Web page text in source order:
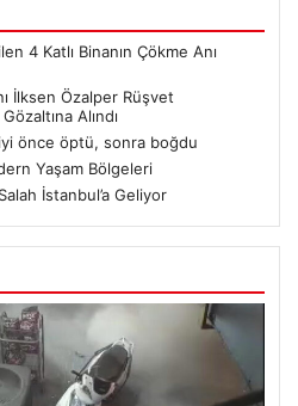
4 Katlı Binanın Çökme Anı
İlksen Özalper Rüşvet
Alındı
önce öptü, sonra boğdu
Yaşam Bölgeleri
İstanbul’a Geliyor